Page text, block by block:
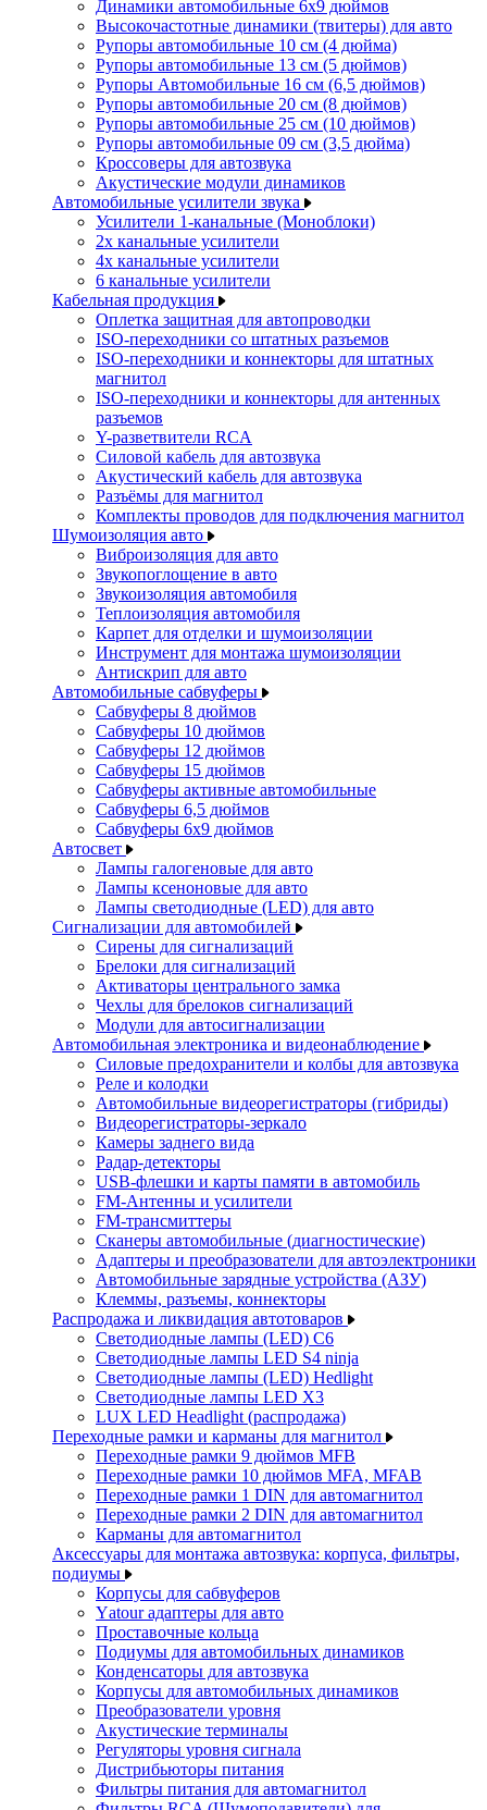
Динамики автомобильные 6x9 дюймов
Высокочастотные динамики (твитеры) для авто
Рупоры автомобильные 10 см (4 дюйма)
Рупоры автомобильные 13 см (5 дюймов)
Рупоры Автомобильные 16 см (6,5 дюймов)
Рупоры автомобильные 20 см (8 дюймов)
Рупоры автомобильные 25 см (10 дюймов)
Рупоры автомобильные 09 см (3,5 дюйма)
Кроссоверы для автозвука
Акустические модули динамиков
Автомобильные усилители звука
Усилители 1-канальные (Моноблоки)
2х канальные усилители
4х канальные усилители
6 канальные усилители
Кабельная продукция
Оплетка защитная для автопроводки
ISO-переходники со штатных разъемов
ISO-переходники и коннекторы для штатных
магнитол
ISO-переходники и коннекторы для антенных
разъемов
Y-разветвители RCA
Силовой кабель для автозвука
Акустический кабель для автозвука
Разъёмы для магнитол
Комплекты проводов для подключения магнитол
Шумоизоляция авто
Виброизоляция для авто
Звукопоглощение в авто
Звукоизоляция автомобиля
Теплоизоляция автомобиля
Карпет для отделки и шумоизоляции
Инструмент для монтажа шумоизоляции
Антискрип для авто
Автомобильные сабвуферы
Сабвуферы 8 дюймов
Сабвуферы 10 дюймов
Сабвуферы 12 дюймов
Сабвуферы 15 дюймов
Сабвуферы активные автомобильные
Сабвуферы 6,5 дюймов
Сабвуферы 6x9 дюймов
Автосвет
Лампы галогеновые для авто
Лампы ксеноновые для авто
Лампы светодиодные (LED) для авто
Сигнализации для автомобилей
Сирены для сигнализаций
Брелоки для сигнализаций
Активаторы центрального замка
Чехлы для брелоков сигнализаций
Модули для автосигнализации
Автомобильная электроника и видеонаблюдение
Силовые предохранители и колбы для автозвука
Реле и колодки
Автомобильные видеорегистраторы (гибриды)
Видеорегистраторы-зеркало
Камеры заднего вида
Радар-детекторы
USB-флешки и карты памяти в автомобиль
FM-Антенны и усилители
FM-трансмиттеры
Сканеры автомобильные (диагностические)
Адаптеры и преобразователи для автоэлектроники
Автомобильные зарядные устройства (АЗУ)
Клеммы, разъемы, коннекторы
Распродажа и ликвидация автотоваров
Светодиодные лампы (LED) C6
Светодиодные лампы LED S4 ninja
Светодиодные лампы (LED) Hedlight
Светодиодные лампы LED X3
LUX LED Headlight (распродажа)
Переходные рамки и карманы для магнитол
Переходные рамки 9 дюймов MFB
Переходные рамки 10 дюймов MFA, MFAB
Переходные рамки 1 DIN для автомагнитол
Переходные рамки 2 DIN для автомагнитол
Карманы для автомагнитол
Аксессуары для монтажа автозвука: корпуса, фильтры,
подиумы
Корпусы для сабвуферов
Yаtour адаптеры для авто
Проставочные кольца
Подиумы для автомобильных динамиков
Конденсаторы для автозвука
Корпусы для автомобильных динамиков
Преобразователи уровня
Акустические терминалы
Регуляторы уровня сигнала
Дистрибьюторы питания
Фильтры питания для автомагнитол